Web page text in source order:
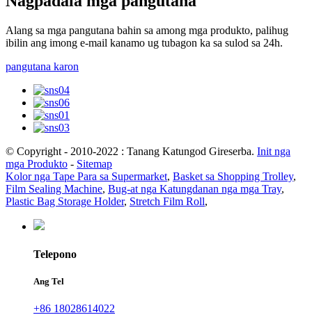
Alang sa mga pangutana bahin sa among mga produkto, palihug
ibilin ang imong e-mail kanamo ug tubagon ka sa sulod sa 24h.
pangutana karon
© Copyright - 2010-2022 : Tanang Katungod Gireserba. Init nga
mga Produkto - Sitemap
Kolor nga Tape Para sa Supermarket, Basket sa Shopping Trolley,
Film Sealing Machine, Bug-at nga Katungdanan nga mga Tray,
Plastic Bag Storage Holder, Stretch Film Roll,
Telepono
Ang Tel
+86 18028614022